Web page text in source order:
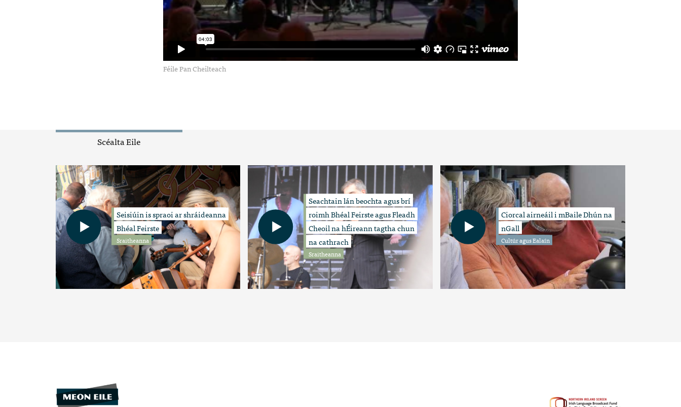
Féile Pan Cheilteach
Scéalta Eile
Seisiúin is spraoi ar shráideanna
Bhéal Feirste
Sraitheanna
Seachtain lán beochta agus brí
roimh Bhéal Feirste agus Fleadh
Cheoil na hÉireann tagtha chun
na cathrach
Sraitheanna
Ciorcal airneáil i mBaile Dhún na
nGall
Cultúr agus Ealaín